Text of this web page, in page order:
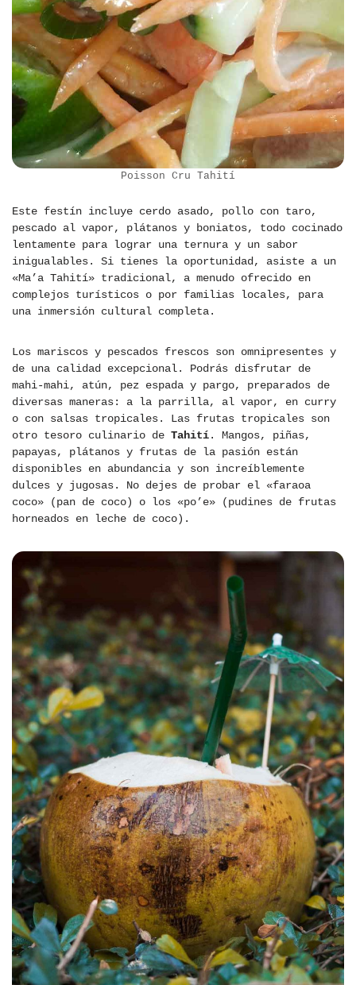
Poisson Cru Tahití
Este festín incluye cerdo asado, pollo con taro,
pescado al vapor, plátanos y boniatos, todo cocinado
lentamente para lograr una ternura y un sabor
inigualables. Si tienes la oportunidad, asiste a un
«Ma’a Tahití» tradicional, a menudo ofrecido en
complejos turísticos o por familias locales, para
una inmersión cultural completa.
Los mariscos y pescados frescos son omnipresentes y
de una calidad excepcional. Podrás disfrutar de
mahi-mahi, atún, pez espada y pargo, preparados de
diversas maneras: a la parrilla, al vapor, en curry
o con salsas tropicales. Las frutas tropicales son
otro tesoro culinario de Tahití. Mangos, piñas,
papayas, plátanos y frutas de la pasión están
disponibles en abundancia y son increíblemente
dulces y jugosas. No dejes de probar el «faraoa
coco» (pan de coco) o los «po’e» (pudines de frutas
horneados en leche de coco).